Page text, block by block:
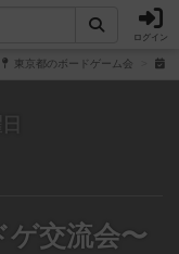
ログイン
東京都のボードゲーム会
ゲ交流会〜